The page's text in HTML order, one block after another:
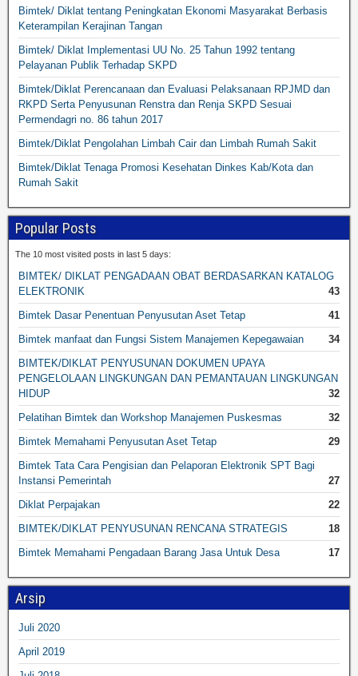
Bimtek/ Diklat tentang Peningkatan Ekonomi Masyarakat Berbasis
Keterampilan Kerajinan Tangan
Bimtek/ Diklat Implementasi UU No. 25 Tahun 1992 tentang
Pelayanan Publik Terhadap SKPD
Bimtek/Diklat Perencanaan dan Evaluasi Pelaksanaan RPJMD dan
RKPD Serta Penyusunan Renstra dan Renja SKPD Sesuai
Permendagri no. 86 tahun 2017
Bimtek/Diklat Pengolahan Limbah Cair dan Limbah Rumah Sakit
Bimtek/Diklat Tenaga Promosi Kesehatan Dinkes Kab/Kota dan
Rumah Sakit
Popular Posts
The 10 most visited posts in last 5 days:
BIMTEK/ DIKLAT PENGADAAN OBAT BERDASARKAN KATALOG
ELEKTRONIK
43
Bimtek Dasar Penentuan Penyusutan Aset Tetap
41
Bimtek manfaat dan Fungsi Sistem Manajemen Kepegawaian
34
BIMTEK/DIKLAT PENYUSUNAN DOKUMEN UPAYA
PENGELOLAAN LINGKUNGAN DAN PEMANTAUAN LINGKUNGAN
HIDUP
32
Pelatihan Bimtek dan Workshop Manajemen Puskesmas
32
Bimtek Memahami Penyusutan Aset Tetap
29
Bimtek Tata Cara Pengisian dan Pelaporan Elektronik SPT Bagi
Instansi Pemerintah
27
Diklat Perpajakan
22
BIMTEK/DIKLAT PENYUSUNAN RENCANA STRATEGIS
18
Bimtek Memahami Pengadaan Barang Jasa Untuk Desa
17
Arsip
Juli 2020
April 2019